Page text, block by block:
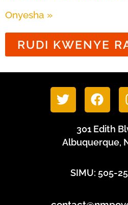
Onyesha »
RUDI KWENYE
301 Edith
Albuquerque,
SIMU: 505-